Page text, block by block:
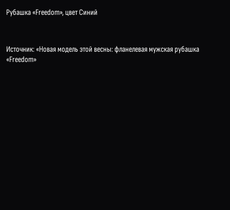
Рубашка «Freedom», цвет Синий
Источник:«Новая модель этой весны: фланелевая мужская рубашка
«Freedom»